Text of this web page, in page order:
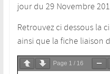
jour du 29 Novembre
Retrouvez ci dessous la
ainsi que la fiche liaison
Page 1 / 16